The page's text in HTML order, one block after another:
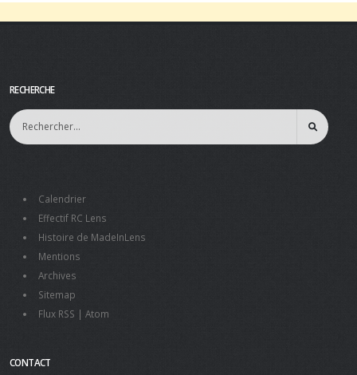
RECHERCHE
Calendrier
Effectif RC Lens
Histoire de MadeInLens
Mentions
Archives
Sitemap
Flux RSS | Atom
CONTACT